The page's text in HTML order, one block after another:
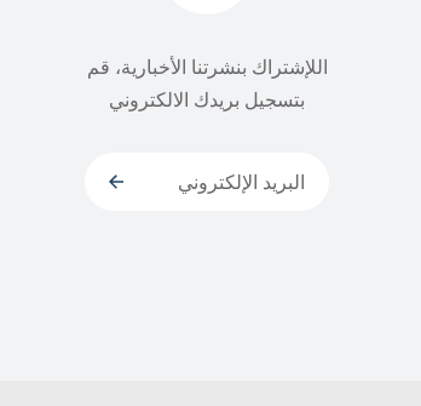
اللإشتراك بنشرتنا الأخبارية، قم
بتسجيل بريدك الالكتروني